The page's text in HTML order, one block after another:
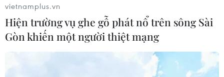
Chương trình nghệ thuật 'Giai điệu
vươn mình
vietnamplus.vn
Hiện trường vụ ghe gỗ phát nổ trên sông Sài
Gòn khiến một người thiệt mạng